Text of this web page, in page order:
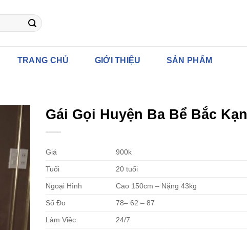
TRANG CHỦ GIỚI THIỆU SẢN PHẨM
Gái Gọi Huyện Ba Bể Bắc Kạn
Giá 900k
Tuổi 20 tuổi
Ngoại Hình Cao 150cm – Nặng 43kg
Số Đo 78– 62 – 87
Làm Việc 24/7